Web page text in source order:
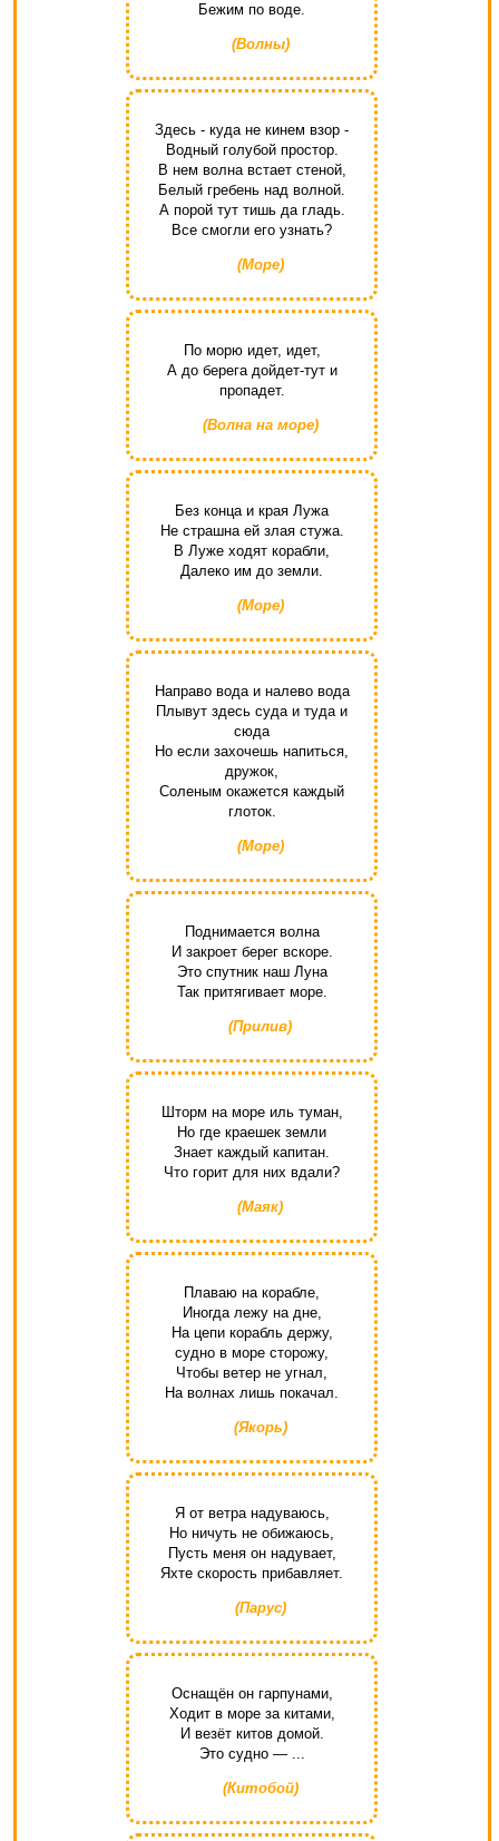
Бежим по воде.
(Волны)
Здесь - куда не кинем взор -
Водный голубой простор.
В нем волна встает стеной,
Белый гребень над волной.
А порой тут тишь да гладь.
Все смогли его узнать?
(Море)
По морю идет, идет,
А до берега дойдет-тут и
пропадет.
(Волна на море)
Без конца и края Лужа
Не страшна ей злая стужа.
В Луже ходят корабли,
Далеко им до земли.
(Море)
Направо вода и налево вода
Плывут здесь суда и туда и
сюда
Но если захочешь напиться,
дружок,
Соленым окажется каждый
глоток.
(Море)
Поднимается волна
И закроет берег вскоре.
Это спутник наш Луна
Так притягивает море.
(Прилив)
Шторм на море иль туман,
Но где краешек земли
Знает каждый капитан.
Что горит для них вдали?
(Маяк)
Плаваю на корабле,
Иногда лежу на дне,
На цепи корабль держу,
судно в море сторожу,
Чтобы ветер не угнал,
На волнах лишь покачал.
(Якорь)
Я от ветра надуваюсь,
Но ничуть не обижаюсь,
Пусть меня он надувает,
Яхте скорость прибавляет.
(Парус)
Оснащён он гарпунами,
Ходит в море за китами,
И везёт китов домой.
Это судно — ...
(Китобой)